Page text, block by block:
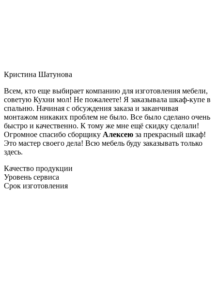
Кристина Шатунова
Всем, кто еще выбирает компанию для изготовления мебели,
советую Кухни мол! Не пожалеете! Я заказывала шкаф-купе в
спальню. Начиная с обсуждения заказа и заканчивая
монтажом никаких проблем не было. Все было сделано очень
быстро и качественно. К тому же мне ещё скидку сделали!
Огромное спасибо сборщику Алексею за прекрасный шкаф!
Это мастер своего дела! Всю мебель буду заказывать только
здесь.
Качество продукции
Уровень сервиса
Срок изготовления